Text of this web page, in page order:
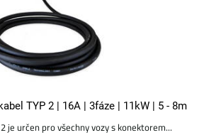
TYP 2 | 16A | 3fáze | 11kW | 5 - 8m
je určen pro všechny vozy s konektorem...